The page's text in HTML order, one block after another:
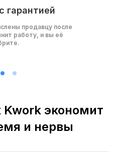
гарантией
продавцу после
работу, и вы её
экономит
и нервы